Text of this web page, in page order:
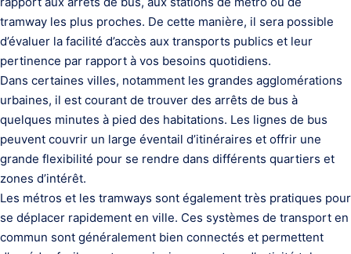
tramway les plus proches. De cette manière, il sera possible
d’évaluer la facilité d’accès aux transports publics et leur
pertinence par rapport à vos besoins quotidiens.
Dans certaines villes, notamment les grandes agglomérations
urbaines, il est courant de trouver des arrêts de bus à
quelques minutes à pied des habitations. Les lignes de bus
peuvent couvrir un large éventail d’itinéraires et offrir une
grande flexibilité pour se rendre dans différents quartiers et
zones d’intérêt.
Les métros et les tramways sont également très pratiques pour
se déplacer rapidement en ville. Ces systèmes de transport en
commun sont généralement bien connectés et permettent